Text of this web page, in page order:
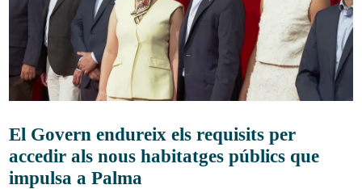
El Govern endureix els requisits per
accedir als nous habitatges públics que
impulsa a Palma